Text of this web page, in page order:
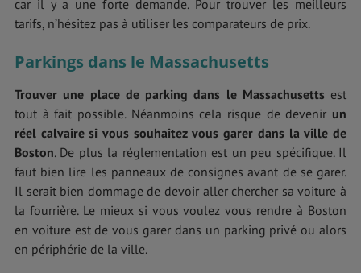
car il y a une forte demande. Pour trouver les meilleurs
tarifs, n’hésitez pas à utiliser les comparateurs de prix.
Parkings dans le Massachusetts
Trouver une place de parking dans le Massachusettsest
tout à fait possible. Néanmoins cela risque de devenir un
réel calvaire si vous souhaitez vous garer dans la ville de
Boston. De plus la réglementation est un peu spécifique. Il
faut bien lire les panneaux de consignes avant de se garer.
Il serait bien dommage de devoir aller chercher sa voiture à
la fourrière. Le mieux si vous voulez vous rendre à Boston
en voiture est de vous garer dans un parking privé ou alors
en périphérie de la ville.